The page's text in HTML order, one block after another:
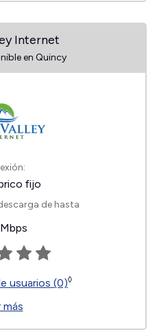
Internet
en Quincy
fijo
de hasta
Mbps
usuarios (0)◊
más